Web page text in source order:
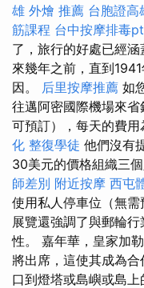
雄 外燴 推薦 台胞證高
筋課程 台中按摩排毒
了，旅行的好處已經
來幾年之前，直到
因。 后里按摩推薦 如
往邁阿密國際機場來
可預訂），每天的費用
化 整復學徒 他們沒有
30美元的價格組織三
師差別 附近按摩 西屯
使用私人停車位（無
展覽還強調了與郵輪
性。 嘉年華，皇家加
將出席，這使其成為
口到燈塔或島嶼或島